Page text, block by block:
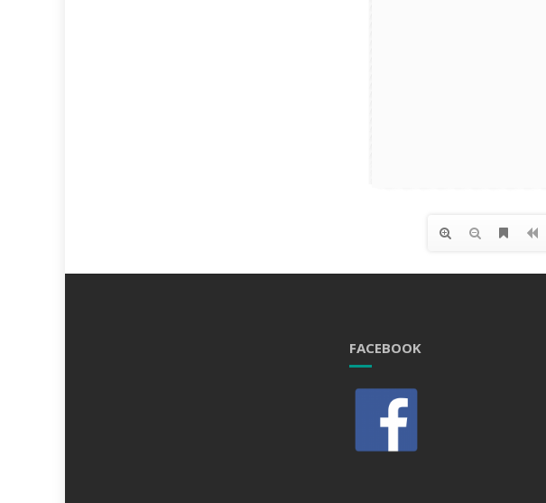
FACEBOOK